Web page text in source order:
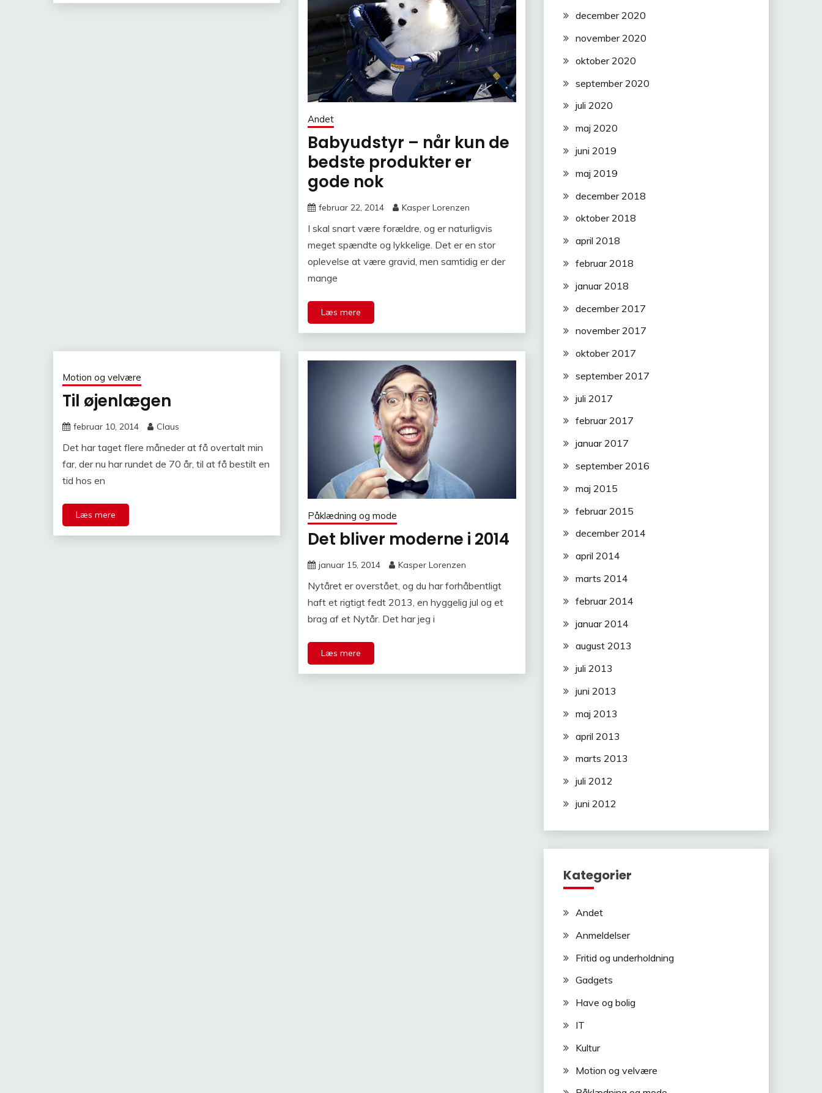
Andet
Babyudstyr – når kun de
bedste produkter er
gode nok
februar 22, 2014 Kasper Lorenzen
I skal snart være forældre, og er naturligvis
meget spændte og lykkelige. Det er en stor
oplevelse at være gravid, men samtidig er der
mange
Læs mere
Motion og velvære
Til øjenlægen
februar 10, 2014 Claus
Det har taget flere måneder at få overtalt min
far, der nu har rundet de 70 år, til at få bestilt en
tid hos en
Læs mere Påklædning og mode
Det bliver moderne i 2014
januar 15, 2014 Kasper Lorenzen
Nytåret er overstået, og du har forhåbentligt
haft et rigtigt fedt 2013, en hyggelig jul og et
brag af et Nytår. Det har jeg i
Læs mere
december 2020
november 2020
oktober 2020
september 2020
juli 2020
maj 2020
juni 2019
maj 2019
december 2018
oktober 2018
april 2018
februar 2018
januar 2018
december 2017
november 2017
oktober 2017
september 2017
juli 2017
februar 2017
januar 2017
september 2016
maj 2015
februar 2015
december 2014
april 2014
marts 2014
februar 2014
januar 2014
august 2013
juli 2013
juni 2013
maj 2013
april 2013
marts 2013
juli 2012
juni 2012
Kategorier
Andet
Anmeldelser
Fritid og underholdning
Gadgets
Have og bolig
IT
Kultur
Motion og velvære